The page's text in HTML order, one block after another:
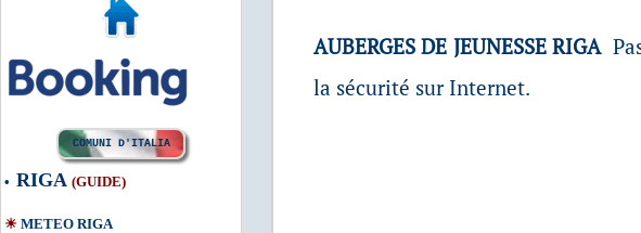
COMUNI D'ITALIA
• RIGA (GUIDE)
☀ METEO RIGA
AUBERGES DE JEUNESSE RIGA
la sécurité sur Internet.